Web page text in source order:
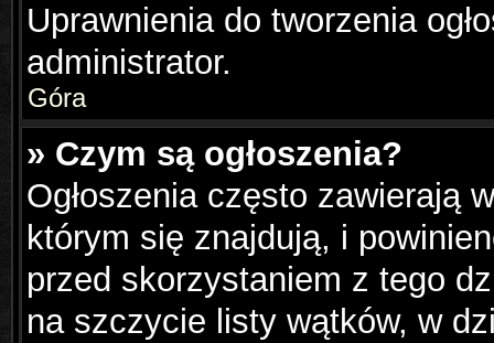
Uprawnienia do tworzenia
administrator.
Góra
» Czym są ogłoszenia?
Ogłoszenia często zawierają
którym się znajdują, i
przed skorzystaniem z tego
na szczycie listy wątków, w